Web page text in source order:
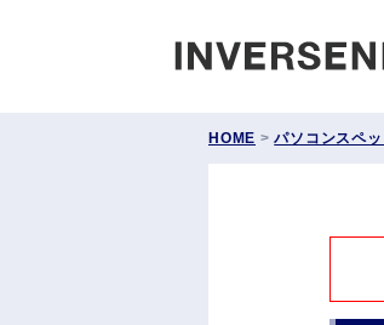
HOME >パソコンスペッ